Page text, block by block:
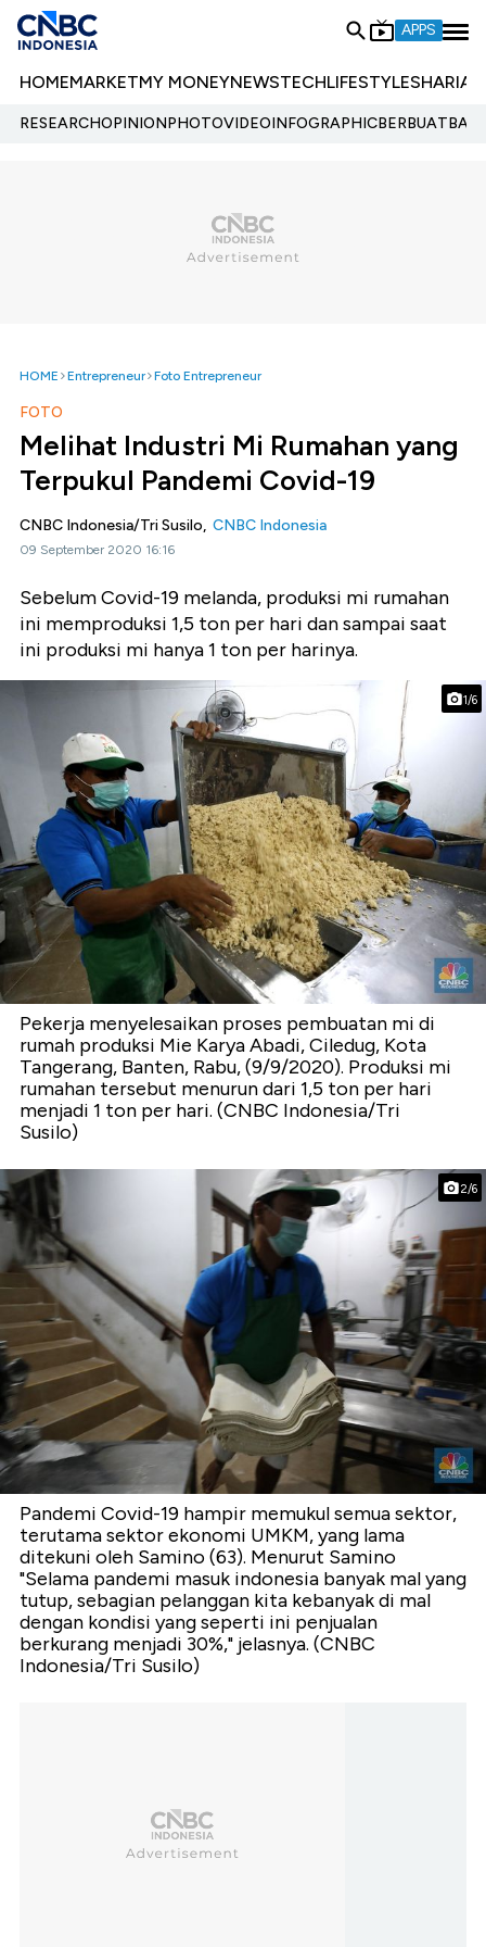
APPS
HOMEMARKETMY MONEYNEWSTECHLIFESTYLESHARIA
RESEARCHOPINIONPHOTOVIDEOINFOGRAPHIC
HOME Entrepreneur Foto Entrepreneur
FOTO
Melihat Industri Mi Rumahan yang
Terpukul Pandemi Covid-19
CNBC Indonesia/Tri Susilo, CNBC Indonesia
09 September 2020 16:16
Sebelum Covid-19 melanda, produksi mi rumahan
ini memproduksi 1,5 ton per hari dan sampai saat
ini produksi mi hanya 1 ton per harinya.
1/6
Pekerja menyelesaikan proses pembuatan mi di
rumah produksi Mie Karya Abadi, Ciledug, Kota
Tangerang, Banten, Rabu, (9/9/2020). Produksi mi
rumahan tersebut menurun dari 1,5 ton per hari
menjadi 1 ton per hari. (CNBC Indonesia/Tri
Susilo)
2/6
Pandemi Covid-19 hampir memukul semua sektor,
terutama sektor ekonomi UMKM, yang lama
ditekuni oleh Samino (63). Menurut Samino
"Selama pandemi masuk indonesia banyak mal yang
tutup, sebagian pelanggan kita kebanyak di mal
dengan kondisi yang seperti ini penjualan
berkurang menjadi 30%," jelasnya. (CNBC
Indonesia/Tri Susilo)